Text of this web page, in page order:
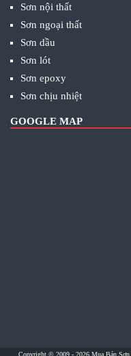
Sơn nội thất
Sơn ngoại thất
Sơn dầu
Sơn lót
Sơn epoxy
Sơn chịu nhiệt
GOOGLE MAP
Copyright © 2009 - 2026 Mua Bán Sơn